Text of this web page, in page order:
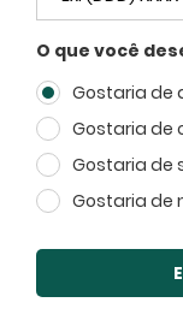
O que você
Gostaria de
Gostaria de
Gostaria de
Gostaria de